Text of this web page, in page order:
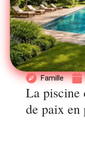
Famille
La piscine
de paix en